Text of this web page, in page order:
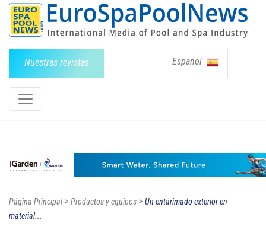
Nuestras revistas Espanõl
Página Principal> Productos y equipos> Un entarimado exterior en
material...